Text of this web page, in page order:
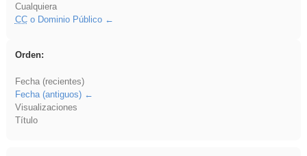
Cualquiera
CCo Dominio Público
Orden:
Fecha (recientes)
Fecha (antiguos)
Visualizaciones
Título